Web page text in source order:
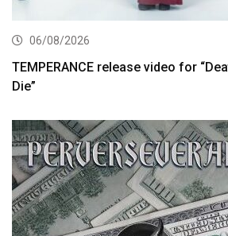
06/08/2026
TEMPERANCE release video for
Die”